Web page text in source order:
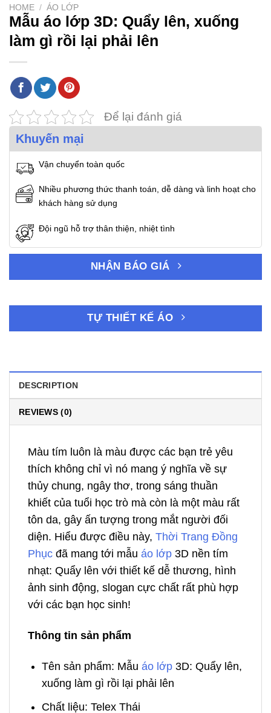
HOME / ÁO LỚP
Mẫu áo lớp 3D: Quẩy lên, xuống
làm gì rồi lại phải lên
Để lại đánh giá
Khuyến mại
Vận chuyển toàn quốc
Nhiều phương thức thanh toán, dễ dàng và linh hoạt cho
khách hàng sử dụng
Đội ngũ hỗ trợ thân thiện, nhiệt tình
NHẬN BÁO GIÁ
TỰ THIẾT KẾ ÁO
DESCRIPTION
REVIEWS (0)
Màu tím luôn là màu được các bạn trẻ yêu
thích không chỉ vì nó mang ý nghĩa về sự
thủy chung, ngây thơ, trong sáng thuần
khiết của tuổi học trò mà còn là một màu rất
tôn da, gây ấn tượng trong mắt người đối
diện. Hiểu được điều này, Thời Trang Đồng
Phục đã mang tới mẫu áo lớp 3D nền tím
nhạt: Quẩy lên với thiết kế dễ thương, hình
ảnh sinh động, slogan cực chất rất phù hợp
với các bạn học sinh!
Thông tin sản phẩm
Tên sản phẩm: Mẫu áo lớp3D: Quẩy lên,
xuống làm gì rồi lại phải lên
Chất liệu: Telex Thái